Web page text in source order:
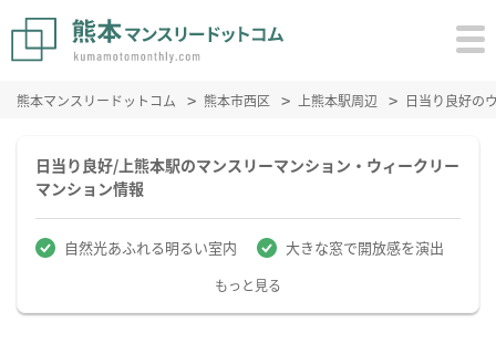
熊本マンスリードットコム 熊本市西区 上熊本駅周辺 日当り良好の
日当り良好/上熊本駅のマンスリーマンション・ウィークリー
マンション情報
自然光あふれる明るい室内 大きな窓で開放感を演出
もっと見る